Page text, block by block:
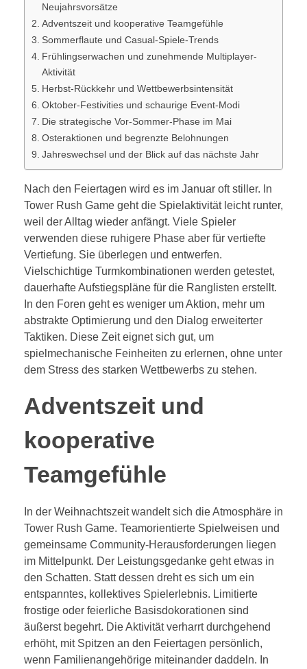
Neujahrsvorsätze
Adventszeit und kooperative Teamgefühle
Sommerflaute und Casual-Spiele-Trends
Frühlingserwachen und zunehmende Multiplayer-
Aktivität
Herbst-Rückkehr und Wettbewerbsintensität
Oktober-Festivities und schaurige Event-Modi
Die strategische Vor-Sommer-Phase im Mai
Osteraktionen und begrenzte Belohnungen
Jahreswechsel und der Blick auf das nächste Jahr
Nach den Feiertagen wird es im Januar oft stiller. In
Tower Rush Game geht die Spielaktivität leicht runter,
weil der Alltag wieder anfängt. Viele Spieler
verwenden diese ruhigere Phase aber für vertiefte
Vertiefung. Sie überlegen und entwerfen.
Vielschichtige Turmkombinationen werden getestet,
dauerhafte Aufstiegspläne für die Ranglisten erstellt.
In den Foren geht es weniger um Aktion, mehr um
abstrakte Optimierung und den Dialog erweiterter
Taktiken. Diese Zeit eignet sich gut, um
spielmechanische Feinheiten zu erlernen, ohne unter
dem Stress des starken Wettbewerbs zu stehen.
Adventszeit und
kooperative
Teamgefühle
In der Weihnachtszeit wandelt sich die Atmosphäre in
Tower Rush Game. Teamorientierte Spielweisen und
gemeinsame Community-Herausforderungen liegen
im Mittelpunkt. Der Leistungsgedanke geht etwas in
den Schatten. Statt dessen dreht es sich um ein
entspanntes, kollektives Spielerlebnis. Limitierte
frostige oder feierliche Basisdokorationen sind
äußerst begehrt. Die Aktivität verharrt durchgehend
erhöht, mit Spitzen an den Feiertagen persönlich,
wenn Familienangehörige miteinander daddeln. In